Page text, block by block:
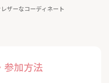
ザーなコーディネート
参加方法